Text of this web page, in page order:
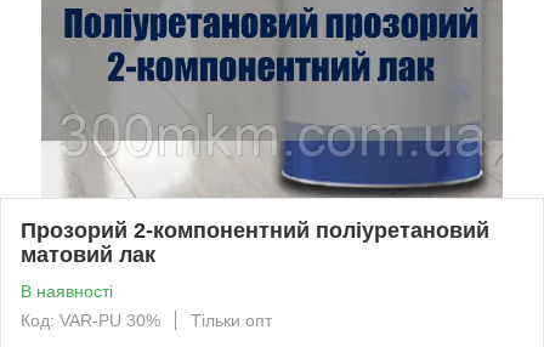
Прозорий 2-компонентний поліуретановий
матовий лак
В наявності
Код: VAR-PU 30%
Тільки опт